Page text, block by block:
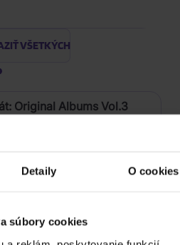
Detaily O cookies
súbory cookies
VŠETKÝCH
Original Albums Vol.3
Vladimír: Vteřiny, měsíce a